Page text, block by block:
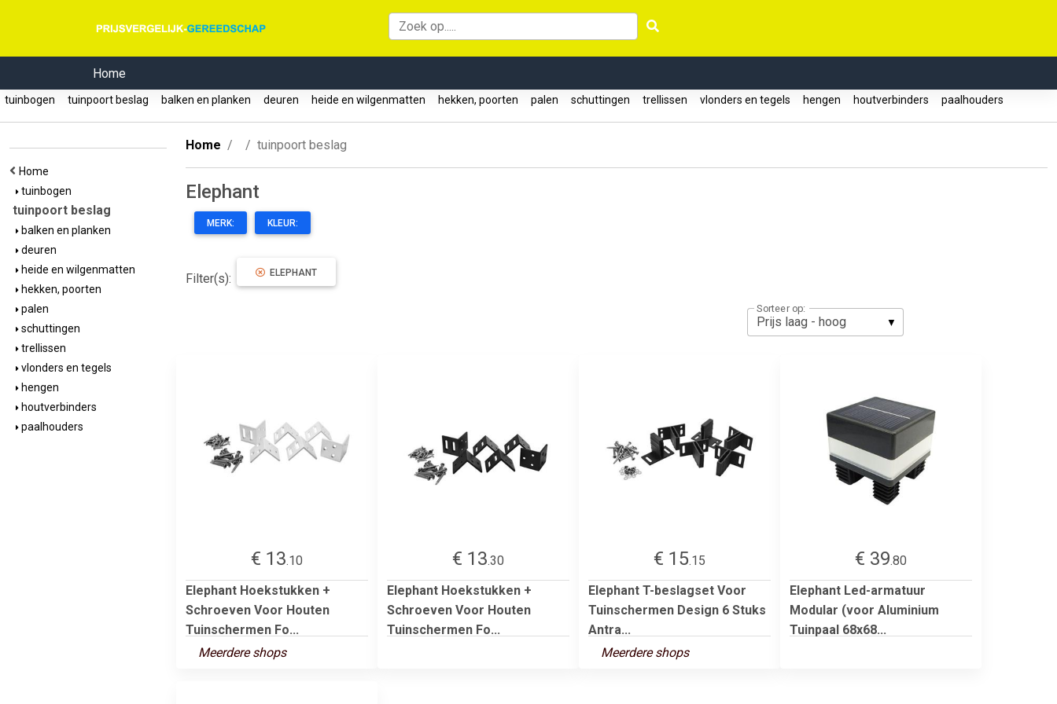
Home
tuinbogen tuinpoort beslag balken en planken deuren heide en wilgenmatten hekken, poorten palen schuttingen trellissen vlonders en tegels hengen houtverbinders paalhouders
Home
tuinbogen
tuinpoort beslag
balken en planken
deuren
heide en wilgenmatten
hekken, poorten
palen
schuttingen
trellissen
vlonders en tegels
hengen
houtverbinders
paalhouders
Home tuinpoort beslag
Elephant
MERK: KLEUR:
Filter(s): ELEPHANT
Sorteer op:
€ 13.10
Elephant Hoekstukken +
Schroeven Voor Houten
Tuinschermen Fo...
Meerdere shops
€ 13.30
Elephant Hoekstukken +
Schroeven Voor Houten
Tuinschermen Fo...
€ 15.15
Elephant T-beslagset Voor
Tuinschermen Design 6 Stuks
Antra...
Meerdere shops
€ 39.80
Elephant Led-armatuur
Modular (voor Aluminium
Tuinpaal 68x68...